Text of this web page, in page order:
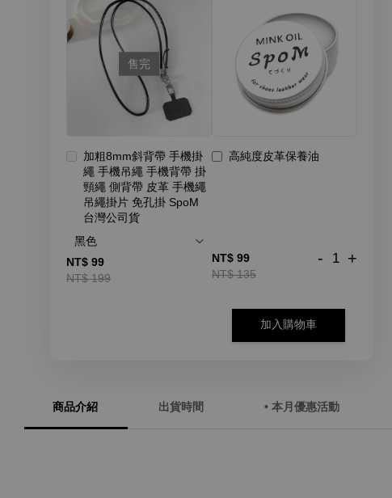
售完
加粗8mm斜背帶 手機掛
繩 手機吊繩 手機背帶 掛
頸繩 側背帶 皮革 手機繩
吊繩掛片 免孔掛 SpoM
台灣公司貨
NT$ 99
NT$ 199
高純度皮革保養油
NT$ 99
NT$ 135
- +
加入購物車
商品介紹 出貨時間 • 本月優惠活動